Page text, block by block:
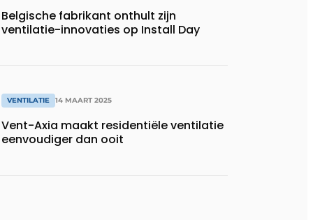
Belgische fabrikant onthult zijn
ventilatie-innovaties op Install Day
VENTILATIE 14 MAART 2025
Vent-Axia maakt residentiële ventilatie
eenvoudiger dan ooit